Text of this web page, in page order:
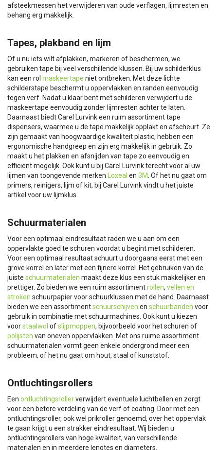
afsteekmessen het verwijderen van oude verflagen, lijmresten en
behang erg makkelijk.
Tapes, plakband en lijm
Of u nu iets wilt afplakken, markeren of beschermen, we
gebruiken tape bij veel verschillende klussen. Bij uw schilderklus
kan een rol maskeertape niet ontbreken. Met deze lichte
schilderstape beschermt u oppervlakken en randen eenvoudig
tegen verf. Nadat u klaar bent met schilderen verwijdert u de
maskeertape eenvoudig zonder lijmresten achter te laten.
Daarnaast biedt Carel Lurvink een ruim assortiment tape
dispensers, waarmee u de tape makkelijk opplakt en afscheurt. Ze
zijn gemaakt van hoogwaardige kwaliteit plastic, hebben een
ergonomische handgreep en zijn erg makkelijk in gebruik. Zo
maakt u het plakken en afsnijden van tape zo eenvoudig en
efficiënt mogelijk. Ook kunt u bij Carel Lurvink terecht voor al uw
lijmen van toongevende merken Loxeal en 3M . Of het nu gaat om
primers, reinigers, lijm of kit, bij Carel Lurvink vindt u het juiste
artikel voor uw lijmklus.
Schuurmaterialen
Voor een optimaal eindresultaat raden we u aan om een
oppervlakte goed te schuren voordat u begint met schilderen.
Voor een optimaal resultaat schuurt u doorgaans eerst met een
grove korrel en later met een fijnere korrel. Het gebruiken van de
juiste schuurmaterialen maakt deze klus een stuk makkelijker en
prettiger. Zo bieden we een ruim assortimentrollen, vellen en
stroken schuurpapier voor schuurklussen met de hand. Daarnaast
bieden we een assortimentschuurschijven en schuurbanden voor
gebruik in combinatie met schuurmachines. Ook kunt u kiezen
voorstaalwol ofslijpmoppen, bijvoorbeeld voor het schuren of
polijsten van oneven oppervlakken. Met ons ruime assortiment
schuurmaterialen vormt geen enkele ondergrond meer een
probleem, of het nu gaat om hout, staal of kunststof.
Ontluchtingsrollers
Een ontluchtingsrollerverwijdert eventuele luchtbellen en zorgt
voor een betere verdeling van de verf of coating. Door met een
ontluchtingsroller, ook wel prikroller genoemd, over het oppervlak
te gaan krijgt u een strakker eindresultaat. Wij bieden u
ontluchtingsrollers van hoge kwaliteit, van verschillende
materialen en in meerdere lengtes en diameters.